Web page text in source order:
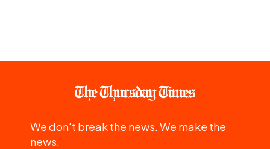
We don't break the news. We make the
news.